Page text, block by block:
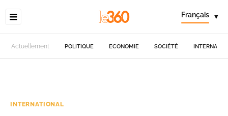
Français ▾
Actuellement POLITIQUE ECONOMIE SOCIÉTÉ
INTERNATIONAL